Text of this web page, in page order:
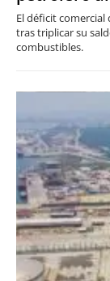
El déficit comercial
tras triplicar su
combustibles.